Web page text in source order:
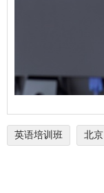
英语培训班 北京